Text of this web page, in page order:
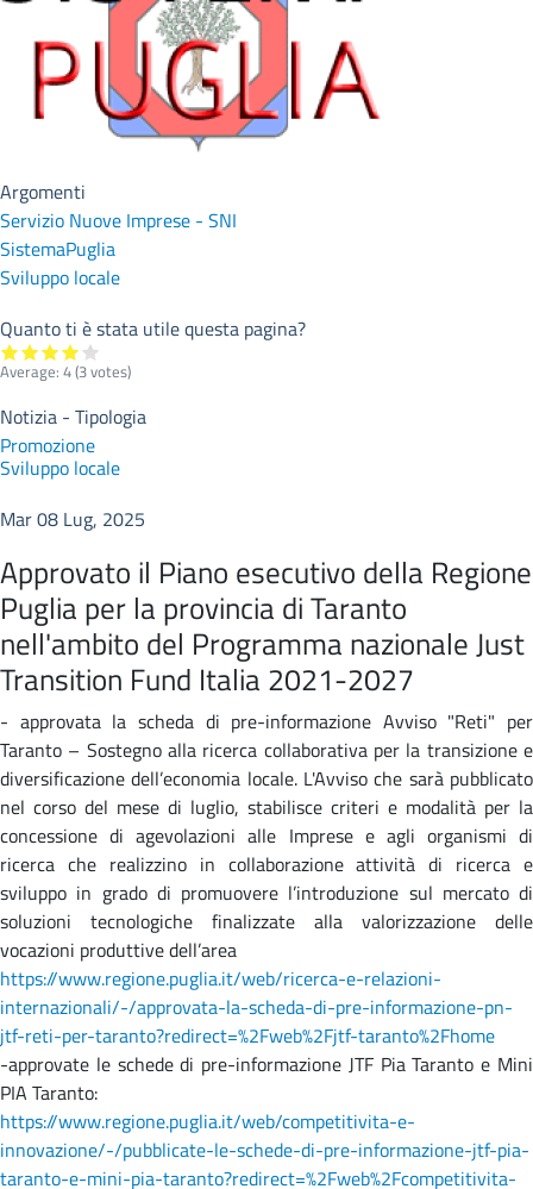
Argomenti
Servizio Nuove Imprese - SNI
SistemaPuglia
Sviluppo locale
Quanto ti è stata utile questa pagina?
Average: 4(3votes)
Notizia - Tipologia
Promozione
Sviluppo locale
Mar 08 Lug, 2025
Approvato il Piano esecutivo della Regione
Puglia per la provincia di Taranto
nell'ambito del Programma nazionale Just
Transition Fund Italia 2021-2027
- approvata la scheda di pre-informazione Avviso "Reti" per
Taranto – Sostegno alla ricerca collaborativa per la transizione e
diversificazione dell’economia locale. L'Avviso che sarà pubblicato
nel corso del mese di luglio, stabilisce criteri e modalità per la
concessione di agevolazioni alle Imprese e agli organismi di
ricerca che realizzino in collaborazione attività di ricerca e
sviluppo in grado di promuovere l’introduzione sul mercato di
soluzioni tecnologiche finalizzate alla valorizzazione delle
vocazioni produttive dell’area
https://www.regione.puglia.it/web/ricerca-e-relazioni-
internazionali/-/approvata-la-scheda-di-pre-informazione-pn-
jtf-reti-per-taranto?redirect=%2Fweb%2Fjtf-taranto%2Fhome
-approvate le schede di pre-informazione JTF Pia Taranto e Mini
PIA Taranto:
https://www.regione.puglia.it/web/competitivita-e-
innovazione/-/pubblicate-le-schede-di-pre-informazione-jtf-pia-
taranto-e-mini-pia-taranto?redirect=%2Fweb%2Fcompetitivita-